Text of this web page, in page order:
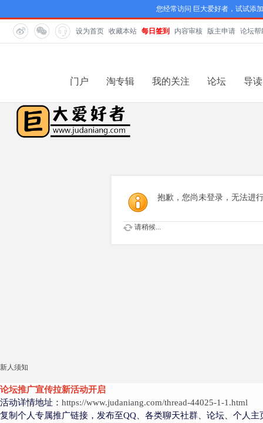
您经常访问 巨大爱好者，试试添
设为首页 收藏本站 每日签到 内容审核 版主申请 论坛帮
门户 淘专辑 我的关注 论坛 导读
抱歉，您尚未登录，无法进
请稍候...
新人须知
论坛推广宣传拉新活动开启
活动详情地址： https://www.judaniang.com/thread-44025-1-1.html
复制个人专属推广链接，发布至QQ、各类聊天社群、论坛、个人